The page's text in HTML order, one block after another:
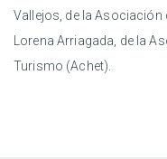
Vallejos, de la Asociación
Lorena Arriagada, de la
Turismo (Achet).